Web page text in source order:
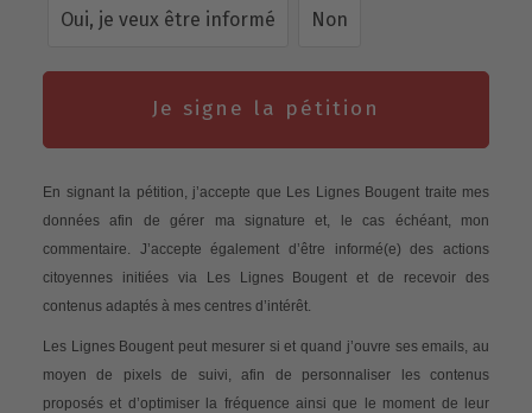
Oui, je veux être informé
Non
Je signe la pétition
En signant la pétition, j’accepte que Les Lignes Bougent traite mes
données afin de gérer ma signature et, le cas échéant, mon
commentaire. J’accepte également d’être informé(e) des actions
citoyennes initiées via Les Lignes Bougent et de recevoir des
contenus adaptés à mes centres d’intérêt.
Les Lignes Bougent peut mesurer si et quand j’ouvre ses emails, au
moyen de pixels de suivi, afin de personnaliser les contenus
proposés et d’optimiser la fréquence ainsi que le moment de leur